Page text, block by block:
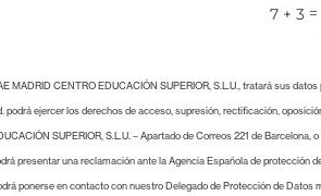
7 + 3=
MADRID CENTRO EDUCACIÓN SUPERIOR, S.L.U., tratará sus
podrá ejercer los derechos de acceso, supresión, rectificación,
SUPERIOR, S.L.U. – Apartado de Correos 221 de Barcelona,
presentar una reclamación ante la Agencia Española de protección
ponerse en contacto con nuestro Delegado de Protección de Datos